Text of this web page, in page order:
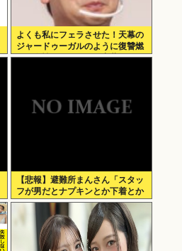
よくも私にフェラさせた！天幕の
ジャードゥーガルのように復讐燃
える女性。ジャンポケ斎藤2500万
【悲報】避難所まんさん「スタッ
フが男だとナプキンとか下着とか
取りにくいの！！」